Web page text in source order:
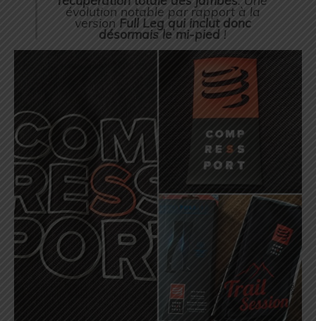
évolution notable par rapport à la
version Full Leg qui inclut donc
désormais le mi-pied !